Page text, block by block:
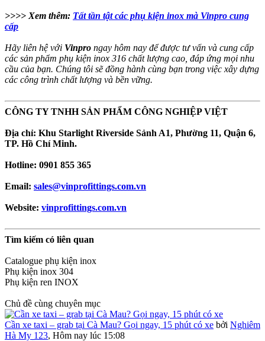
>>>> Xem thêm: Tất tần tật các phụ kiện inox mà Vinpro cung
cấp
Hãy liên hệ với Vinpro ngay hôm nay để được tư vấn và cung cấp
các sản phẩm phụ kiện inox 316 chất lượng cao, đáp ứng mọi nhu
cầu của bạn. Chúng tôi sẽ đồng hành cùng bạn trong việc xây dựng
các công trình chất lượng và bền vững.
CÔNG TY TNHH SẢN PHẨM CÔNG NGHIỆP VIỆT
Địa chỉ: Khu Starlight Riverside Sảnh A1, Phường 11, Quận 6,
TP. Hồ Chí Minh.
Hotline: 0901 855 365
Email: sales@vinprofittings.com.vn
Website: vinprofittings.com.vn
Tìm kiếm có liên quan
Catalogue phụ kiện inox
Phụ kiện inox 304
Phụ kiện ren INOX
Chủ đề cùng chuyên mục
Cần xe taxi – grab tại Cà Mau? Gọi ngay, 15 phút có xe bởi Nghiêm
Hà My 123, Hôm nay lúc 15:08